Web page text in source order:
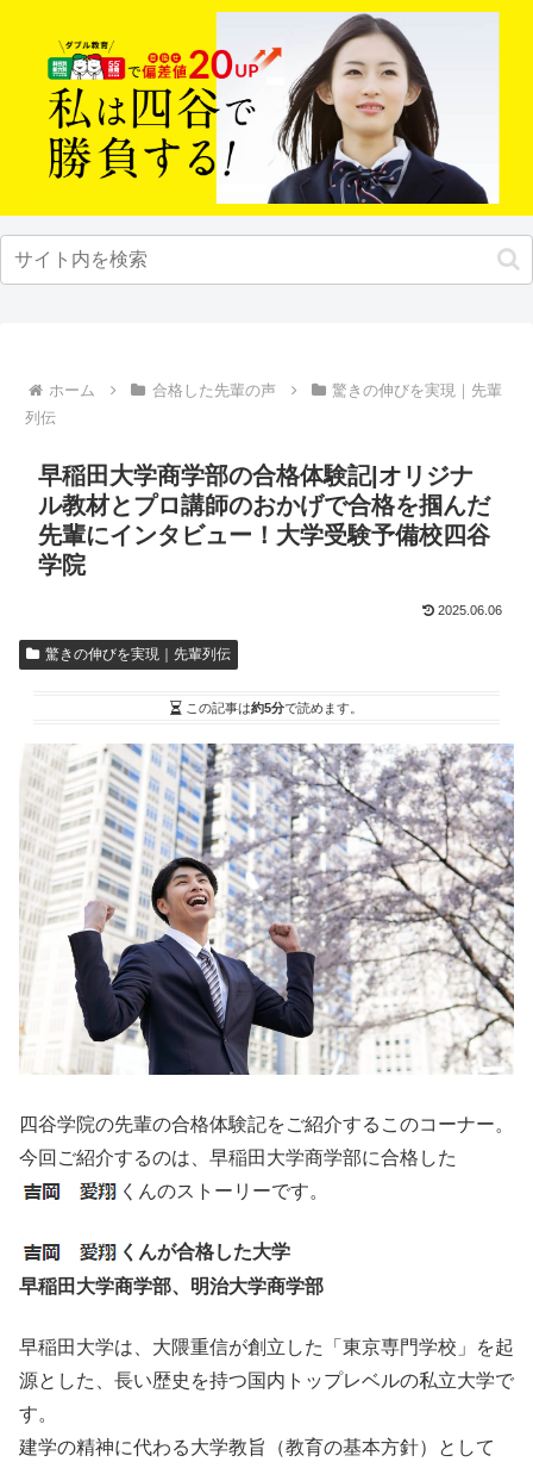
ホーム 合格した先輩の声
驚きの伸びを実現｜先輩
列伝
早稲田大学商学部の合格体験記|オリジナ
ル教材とプロ講師のおかげで合格を掴んだ
先輩にインタビュー！大学受験予備校四谷
学院
2025.06.06
驚きの伸びを実現｜先輩列伝
この記事は約5分で読めます。
四谷学院の先輩の合格体験記をご紹介するこのコーナー。
今回ご紹介するのは、早稲田大学商学部に合格した
くんのストーリーです。
くんが合格した大学
早稲田大学商学部、明治大学商学部
早稲田大学は、大隈重信が創立した「東京専門学校」を起
源とした、長い歴史を持つ国内トップレベルの私立大学で
す。
建学の精神に代わる大学教旨（教育の基本方針）として